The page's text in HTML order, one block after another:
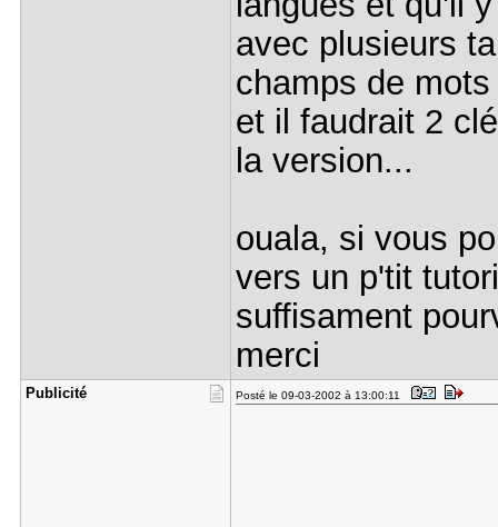
avec plusieurs
champs de
et il faudrait 2
la version...
ouala, si vous
vers un p'tit
suffisament
merci
Publicité Posté le 09-03-2002 à 13:00:11